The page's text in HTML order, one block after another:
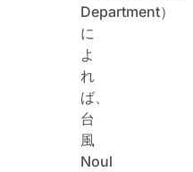
Department）
に
よ
れ
ば、
台
風
Noul